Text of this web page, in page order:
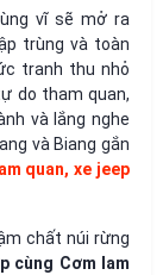
vĩ sẽ mở ra
trùng và toàn
tranh thu nhỏ
do tham quan,
và lắng nghe
và Biang gắn
quan, xe jeep
chất núi rừng
cùng Cơm lam